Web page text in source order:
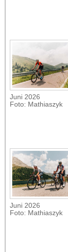
Juni 2026
Foto: Mathiaszyk
Juni 2026
Foto: Mathiaszyk